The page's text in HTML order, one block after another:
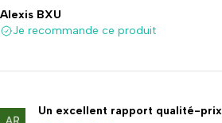
Alexis BXU
Je recommande ce produit
Un excellent rapport qualité-prix